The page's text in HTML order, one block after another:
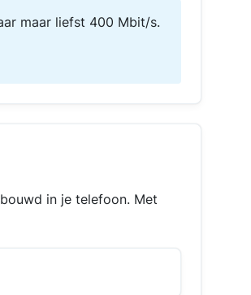
maar liefst 400 Mbit/s.
in je telefoon. Met